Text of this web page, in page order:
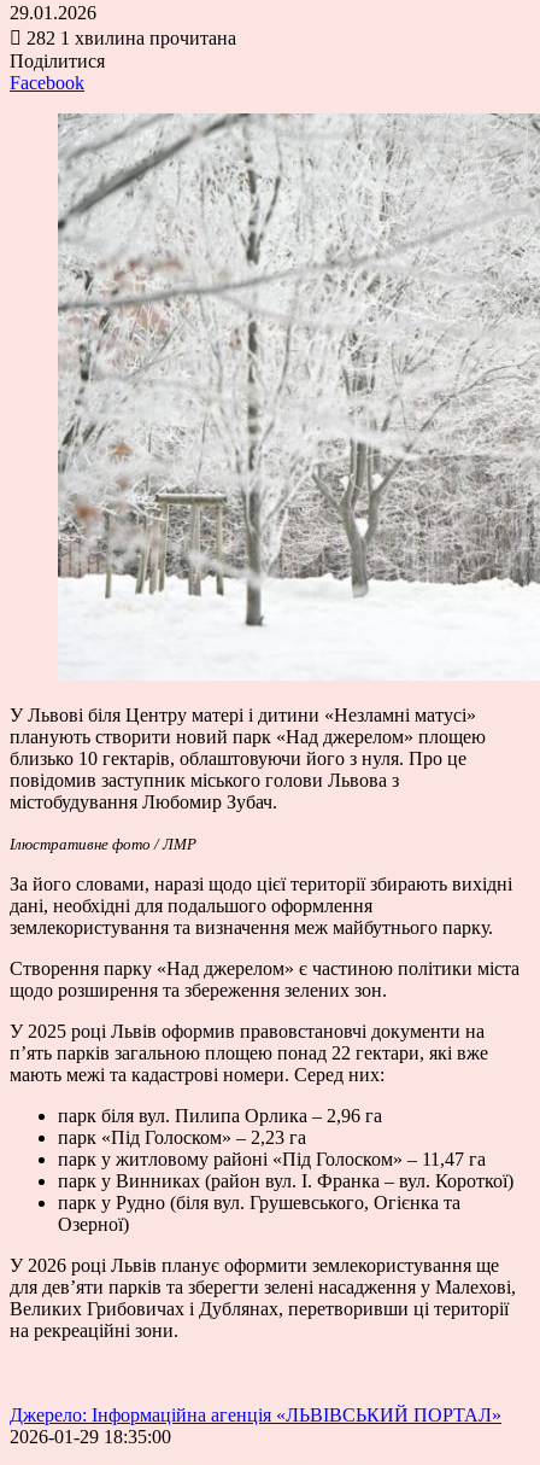
29.01.2026
282 1 хвилина прочитана
Поділитися
Facebook
У Львові біля Центру матері і дитини «Незламні матусі»
планують створити новий парк «Над джерелом» площею
близько 10 гектарів, облаштовуючи його з нуля. Про це
повідомив заступник міського голови Львова з
містобудування Любомир Зубач.
Ілюстративне фото / ЛМР
За його словами, наразі щодо цієї території збирають вихідні
дані, необхідні для подальшого оформлення
землекористування та визначення меж майбутнього парку.
Створення парку «Над джерелом» є частиною політики міста
щодо розширення та збереження зелених зон.
У 2025 році Львів оформив правовстановчі документи на
п’ять парків загальною площею понад 22 гектари, які вже
мають межі та кадастрові номери. Серед них:
парк біля вул. Пилипа Орлика – 2,96 га
парк «Під Голоском» – 2,23 га
парк у житловому районі «Під Голоском» – 11,47 га
парк у Винниках (район вул. І. Франка – вул. Короткої)
парк у Рудно (біля вул. Грушевського, Огієнка та
Озерної)
У 2026 році Львів планує оформити землекористування ще
для дев’яти парків та зберегти зелені насадження у Малехові,
Великих Грибовичах і Дублянах, перетворивши ці території
на рекреаційні зони.
Джерело: Інформаційна агенція «ЛЬВІВСЬКИЙ ПОРТАЛ»
2026-01-29 18:35:00